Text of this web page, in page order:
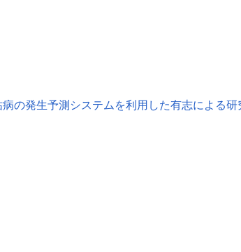
の発生予測システムを利用した有志による